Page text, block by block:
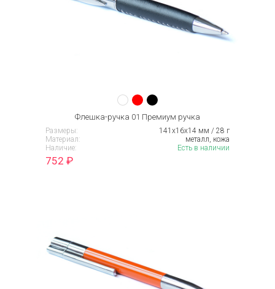
Флешка-ручка 01 Премиум ручка
Размеры:
141х16x14 мм / 28 г
Материал:
металл, кожа
Наличие:
Есть в наличии
752 ₽